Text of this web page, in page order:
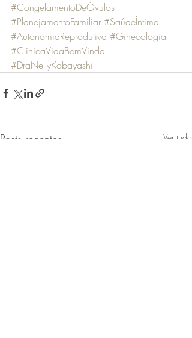
#CongelamentoDeÓvulos
#PlanejamentoFamiliar #SaúdeÍntima
#AutonomiaReprodutiva #Ginecologia
#ClinicaVidaBemVinda
#DraNellyKobayashi
Posts recentes Ver tudo